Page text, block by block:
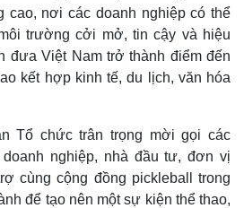
cao, nơi các doanh nghiệp có thể
trường cởi mở, tin cậy và hiệu
đưa Việt Nam trở thành điểm đến
kết hợp kinh tế, du lịch, văn hóa
Tổ chức trân trọng mời gọi các
nghiệp, nhà đầu tư, đơn vị
cùng cộng đồng pickleball trong
để tạo nên một sự kiện thể thao,